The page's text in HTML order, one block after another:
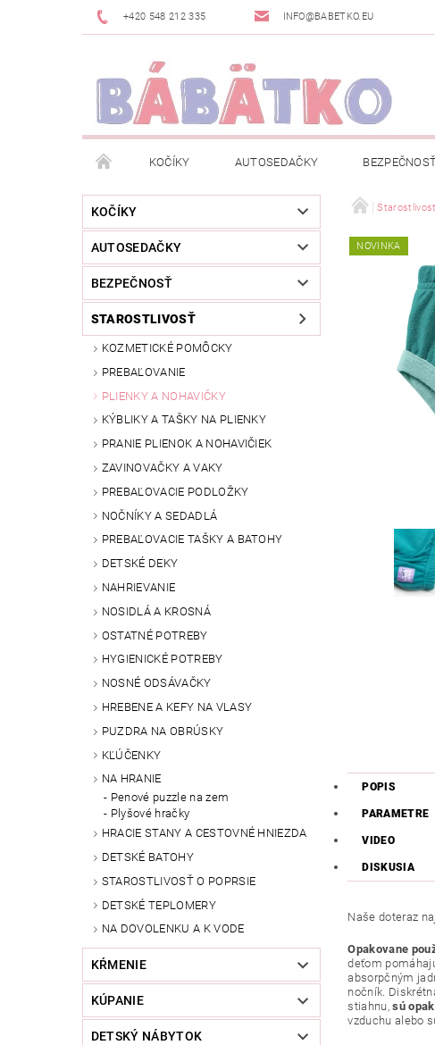
+420 548 212 335 INFO@BABETKO.EU
KOČÍKY AUTOSEDAČKY
DOGSPACE POSLEDNÁ ŠANCA
NOVINKY MOJA OBJEDNÁVKA
KOČÍKY
AUTOSEDAČKY
BEZPEČNOSŤ
STAROSTLIVOSŤ
KOZMETICKÉ POMÔCKY
PREBAĽOVANIE
PLIENKY A NOHAVIČKY
KÝBLIKY A TAŠKY NA PLIENKY
PRANIE PLIENOK A NOHAVIČIEK
ZAVINOVAČKY A VAKY
PREBAĽOVACIE PODLOŽKY
NOČNÍKY A SEDADLÁ
PREBAĽOVACIE TAŠKY A BATOHY
DETSKÉ DEKY
NAHRIEVANIE
NOSIDLÁ A KROSNÁ
OSTATNÉ POTREBY
HYGIENICKÉ POTREBY
NOSNÉ ODSÁVAČKY
HREBENE A KEFY NA VLASY
PUZDRA NA OBRÚSKY
KĽÚČENKY
NA HRANIE
Penové puzzle na zem
Plyšové hračky
HRACIE STANY A CESTOVNÉ HNIEZDA
DETSKÉ BATOHY
STAROSTLIVOSŤ O POPRSIE
DETSKÉ TEPLOMERY
NA DOVOLENKU A K VODE
KŔMENIE
KÚPANIE
DETSKÝ NÁBYTOK
Starostlivosť
NOVINKA
POPIS
PARAMETRE
VIDEO
DISKUSIA
Naše doteraz
Opakovane
deťom
absorpčným
nočník.
stiahnu,sú
vzduchu alebo